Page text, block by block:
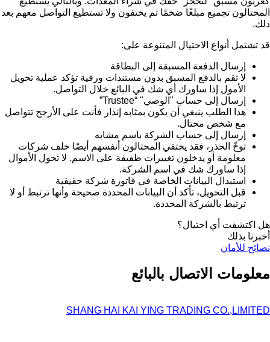
المحتالون تجميع مبلغًا ضخمًا ثم يختفون ولا تستطيع التواصل معهم بعد
ذلك.
قد تشتمل أنواع الاحتيال المتنوعة على:
إرسال الدفعة المسبقة إلى البطاقة
لا تقم بالدفع المسبق بدون مستندات ورقية تؤكد عملية تحويل
الأمول إذا ساورك أي شك في البائع خلال التواصل.
إرسال إلى حساب "الوصي" “Trustee”
هذا الطلب ينبغي أن يكون بمثابه إنذار فأنت على الأرجح تتواصل
مع شخص محتال.
إرسال إلى حساب الشركة باسم مشابه
توخّ الحذر، فقد يختفي المحتالون أنفسهم أيضًا خلف شركات
معلومة أو يدخلون تغييرات طفيفة على الاسم. لا تحول الأموال
إذا ساورك شك في اسم الشركة.
استبدال البيانات الخاصة في فاتورة شركة حقيقية
قبل التحويل، تأكد أن البيانات المحددة صحيحة وأنها ترتبط أو لا
ترتبط بالشركة المحددة.
هل اكتشفت أي احتيال؟
أخبرنا بذلك
نصائح للأمان
معلومات الاتصال بالبائع
SHANG HAI KAI YING TRADING CO.,LIMITED